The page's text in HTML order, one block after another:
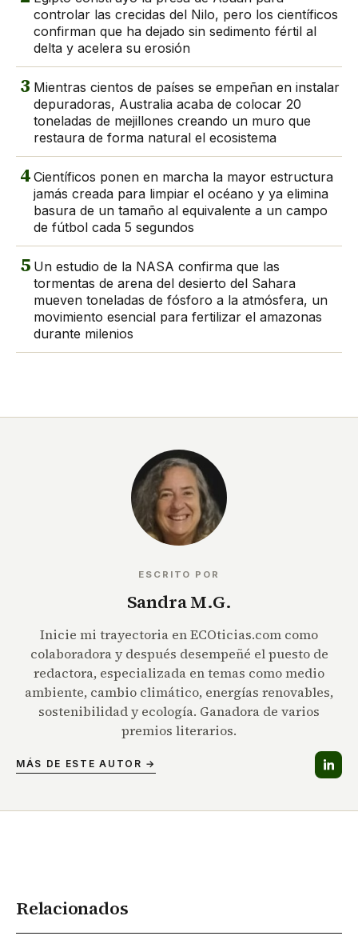
controlar las crecidas del Nilo, pero los científicos
confirman que ha dejado sin sedimento fértil al
delta y acelera su erosión
3 Mientras cientos de países se empeñan en instalar
depuradoras, Australia acaba de colocar 20
toneladas de mejillones creando un muro que
restaura de forma natural el ecosistema
4 Científicos ponen en marcha la mayor estructura
jamás creada para limpiar el océano y ya elimina
basura de un tamaño al equivalente a un campo
de fútbol cada 5 segundos
5 Un estudio de la NASA confirma que las
tormentas de arena del desierto del Sahara
mueven toneladas de fósforo a la atmósfera, un
movimiento esencial para fertilizar el amazonas
durante milenios
ESCRITO POR
Sandra M.G.
Inicie mi trayectoria en ECOticias.com como
colaboradora y después desempeñé el puesto de
redactora, especializada en temas como medio
ambiente, cambio climático, energías renovables,
sostenibilidad y ecología. Ganadora de varios
premios literarios.
MÁS DE ESTE AUTOR →
Relacionados